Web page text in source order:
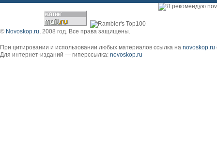
© Novoskop.ru, 2008 год. Все права защищены.
При цитировании и использовании любых материалов ссылка на novoskop.ru
Для интернет-изданий — гиперссылка: novoskop.ru